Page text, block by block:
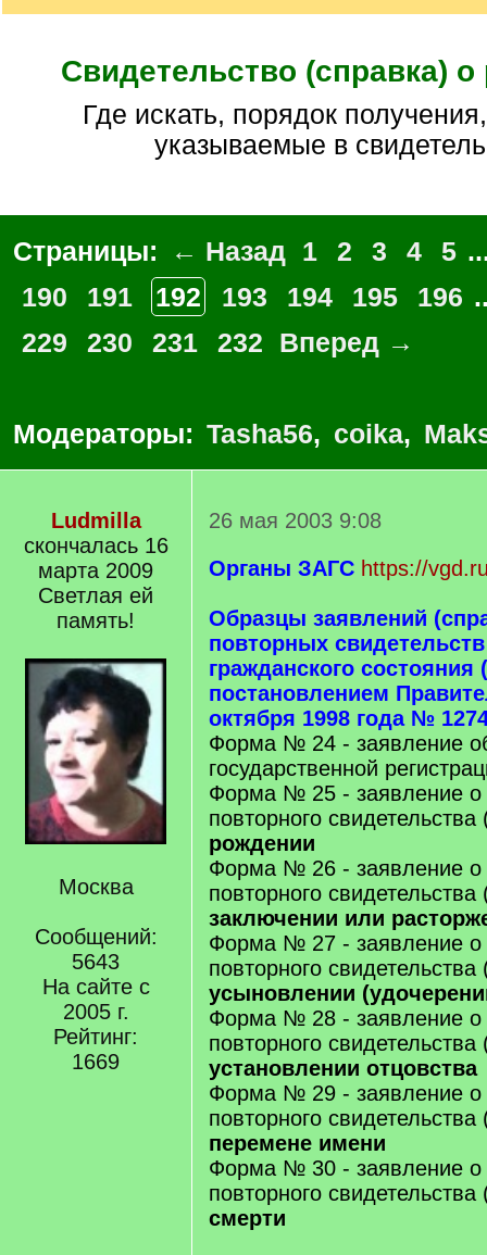
Свидетельство (справка)
где искать, порядок получения, сведения
указываемые в
Страницы: ← Назад 1 2 3 4 5
190
191 192 193 194 195 196
229
230 231 232 Вперед →
Модераторы: Tasha56, coika,
Ludmilla
скончалась 16
марта 2009
Светлая ей
память!
Москва
Сообщений:
5643
На сайте с
2005 г.
Рейтинг:
1669
26 мая 2003 9:08
Органы ЗАГС https://
Образцы заявлений
повторных свидетельств
гражданского
постановлением
октября 1998 года №
Форма № 24 - заявление
государственной
Форма № 25 - заявление о
повторного
рождении
Форма № 26 - заявление о
повторного
заключении или
Форма № 27 - заявление о
повторного
усыновлении
Форма № 28 - заявление о
повторного
установлении отцовства
Форма № 29 - заявление о
повторного
перемене имени
Форма № 30 - заявление о
повторного
смерти